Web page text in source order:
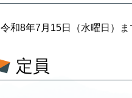
令和8年7月15日（水曜日）ま
定員